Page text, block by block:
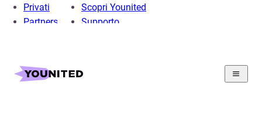
Privati
Partners
Scopri Younited
Supporto
Home
Guide al Prestito Auto